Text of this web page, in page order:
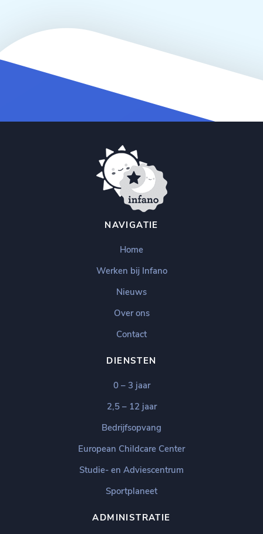
NAVIGATIE
Home
Werken bij Infano
Nieuws
Over ons
Contact
DIENSTEN
0 – 3 jaar
2,5 – 12 jaar
Bedrijfsopvang
European Childcare Center
Studie- en Adviescentrum
Sportplaneet
ADMINISTRATIE